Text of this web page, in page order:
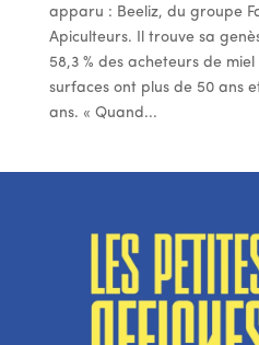
apparu : Beeliz, du groupe
Apiculteurs. Il trouve sa
58,3 % des acheteurs de
surfaces ont plus de 50 ans
ans. « Quand...